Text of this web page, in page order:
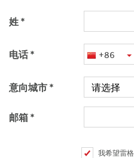
姓
电话 +86
意向城市 请选择
邮箱
我希望雷